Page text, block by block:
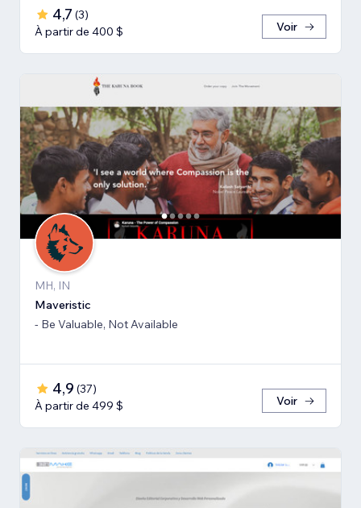
4,7 (3)
À partir de 400 $
Voir
MH, IN
Maveristic
- Be Valuable, Not Available
4,9 (37)
À partir de 499 $
Voir